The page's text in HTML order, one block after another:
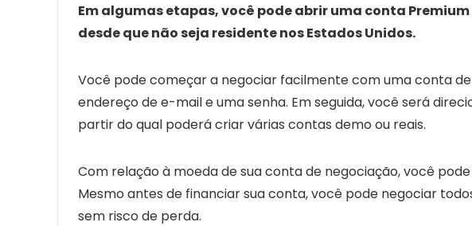
Em algumas etapas, você pode abrir uma conta
desde que não seja residente nos Estados Unidos.
Você pode começar a negociar facilmente com uma conta
endereço de e-mail e uma senha. Em seguida, você será
partir do qual poderá criar várias contas demo ou reais.
Com relação à moeda de sua conta de negociação, você pode
Mesmo antes de financiar sua conta, você pode negociar
sem risco de perda.